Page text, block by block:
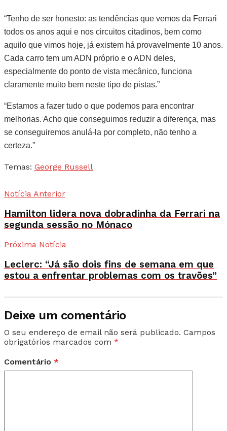
“Tenho de ser honesto: as tendências que vemos da Ferrari
todos os anos aqui e nos circuitos citadinos, bem como
aquilo que vimos hoje, já existem há provavelmente 10 anos.
Cada carro tem um ADN próprio e o ADN deles,
especialmente do ponto de vista mecânico, funciona
claramente muito bem neste tipo de pistas.”
“Estamos a fazer tudo o que podemos para encontrar
melhorias. Acho que conseguimos reduzir a diferença, mas
se conseguiremos anulá-la por completo, não tenho a
certeza.”
Temas: George Russell
Notícia Anterior
Hamilton lidera nova dobradinha da Ferrari na
segunda sessão no Mónaco
Próxima Notícia
Leclerc: “Já são dois fins de semana em que
estou a enfrentar problemas com os travões”
Deixe um comentário
O seu endereço de email não será publicado. Campos
obrigatórios marcados com *
Comentário *